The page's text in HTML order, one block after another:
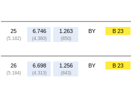
25
(5.182)
6.746
(4.360)
1.263
(850)
BY B 23
26
(5.184)
6.698
(4.313)
1.256
(843)
BY B 23